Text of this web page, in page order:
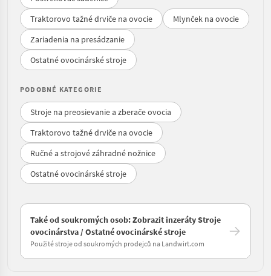
Traktorovo tažné drviče na ovocie
Mlynček na ovocie
Zariadenia na presádzanie
Ostatné ovocinárské stroje
PODOBNÉ KATEGORIE
Stroje na preosievanie a zberače ovocia
Traktorovo tažné drviče na ovocie
Ručné a strojové záhradné nožnice
Ostatné ovocinárské stroje
Také od soukromých osob: Zobrazit inzeráty Stroje
ovocinárstva / Ostatné ovocinárské stroje
Použité stroje od soukromých prodejců na Landwirt.com